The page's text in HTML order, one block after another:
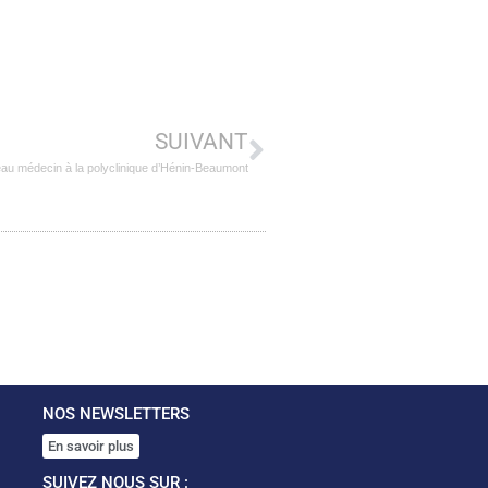
SUIVANT
médecin à la polyclinique d’Hénin-Beaumont
NOS NEWSLETTERS
En savoir plus
SUIVEZ NOUS SUR :